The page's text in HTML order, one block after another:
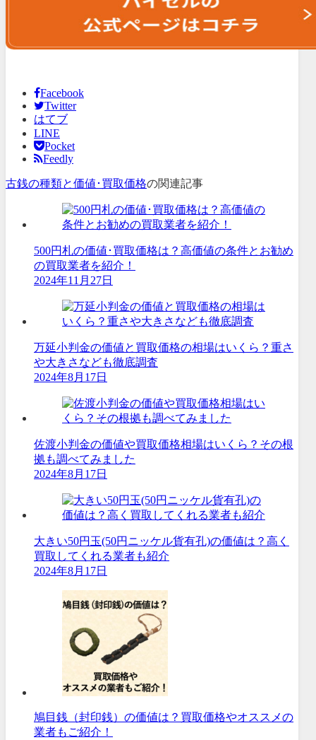
Facebook
Twitter
はてブ
LINE
Pocket
Feedly
古銭の種類と価値･買取価格の関連記事
500円札の価値･買取価格は？高価値の条件とお勧め
の買取業者を紹介！
2024年11月27日
万延小判金の価値と買取価格の相場はいくら？重さ
や大きさなども徹底調査
2024年8月17日
佐渡小判金の価値や買取価格相場はいくら？その根
拠も調べてみました
2024年8月17日
大きい50円玉(50円ニッケル貨有孔)の価値は？高く
買取してくれる業者も紹介
2024年8月17日
鳩目銭（封印銭）の価値は？買取価格やオススメの
業者もご紹介！